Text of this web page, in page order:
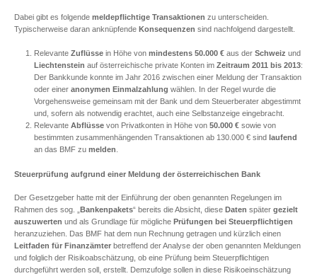
Dabei gibt es folgende meldepflichtige Transaktionen zu unterscheiden.
Typischerweise daran anknüpfende Konsequenzen sind nachfolgend dargestellt.
Relevante Zuflüssein Höhe von mindestens 50.000 €aus der Schweiz und
Liechtenstein auf österreichische private Konten im Zeitraum 2011 bis 2013:
Der Bankkunde konnte im Jahr 2016 zwischen einer Meldung der Transaktion
oder einer anonymen Einmalzahlung wählen. In der Regel wurde die
Vorgehensweise gemeinsam mit der Bank und dem Steuerberater abgestimmt
und, sofern als notwendig erachtet, auch eine Selbstanzeige eingebracht.
Relevante Abflüssevon Privatkonten in Höhe von 50.000 €sowie von
bestimmten zusammenhängenden Transaktionen ab 130.000 € sind laufend
an das BMF zu melden
Steuerprüfung aufgrund einer Meldung der österreichischen Bank
Der Gesetzgeber hatte mit der Einführung der oben genannten Regelungen im
Rahmen des sog. „ Bankenpakets“ bereits die Absicht, diese Daten später gezielt
auszuwerten und als Grundlage für mögliche Prüfungen bei Steuerpflichtigen
heranzuziehen. Das BMF hat dem nun Rechnung getragen und kürzlich einen
Leitfaden für Finanzämter betreffend der Analyse der oben genannten Meldungen
und folglich der Risikoabschätzung, ob eine Prüfung beim Steuerpflichtigen
durchgeführt werden soll, erstellt. Demzufolge sollen in diese Risikoeinschätzung